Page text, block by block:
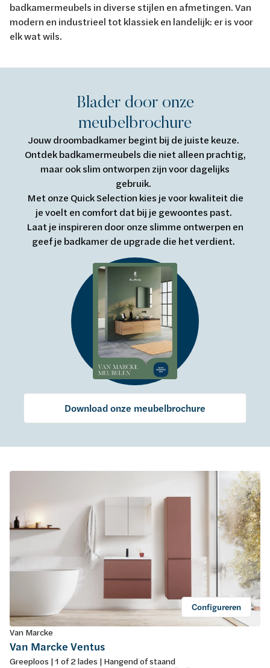
badkamermeubels in diverse stijlen en afmetingen. Van
modern en industrieel tot klassiek en landelijk: er is voor
elk wat wils.
Blader door onze
meubelbrochure
Jouw droombadkamer begint bij de juiste keuze.
Ontdek badkamermeubels die niet alleen prachtig,
maar ook slim ontworpen zijn voor dagelijks
gebruik.
Met onze Quick Selection kies je voor kwaliteit die
je voelt en comfort dat bij je gewoontes past.
Laat je inspireren door onze slimme ontwerpen en
geef je badkamer de upgrade die het verdient.
Download onze meubelbrochure
Configureren
Van Marcke
Van Marcke Ventus
Greeploos | 1 of 2 lades | Hangend of staand